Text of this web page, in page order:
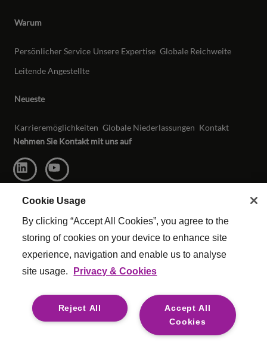
Warum
Persönlicher Service Unsere Expertise Globale Reichweite
Leitende Angestellte
Neueste
Karrieremöglichkeiten Globale Niederlassungen Kontakt
Nehmen Sie Kontakt mit uns auf
© Urheberrecht Reed & Mackay 2026 . Alle Rechte vorbehalten.
Allgemeine Geschäftsbedingungen
|Cookie Einstellungen
Moderne Sklaverei
Legal
For media opportunities please contact
Cookie Usage
By clicking “Accept All Cookies”, you agree to the
storing of cookies on your device to enhance site
experience, navigation and enable us to analyse
site usage.
Privacy & Cookies
Accept All
Cookies
Reject All